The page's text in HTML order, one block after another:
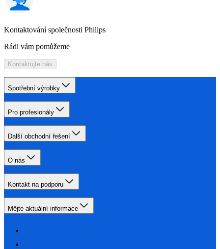
Kontaktování společnosti Philips
Rádi vám pomůžeme
Kontaktujte nás
Spotřební výrobky
Pro profesionály
Další obchodní řešení
O nás
Kontakt na podporu
Mějte aktuální informace